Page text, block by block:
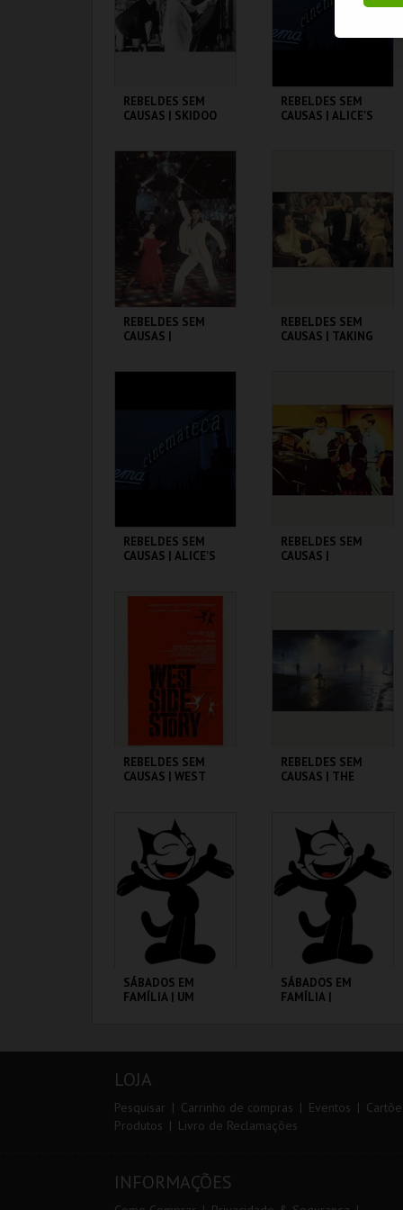
COMPRAR COMPRAR
REBELDES SEM
CAUSAS | SKIDOO
CINEMATECA
MAIS INFO
COMPRAR
REBELDES SEM
CAUSAS | ALICE'S
MAIS INFO
COMPRAR
REBELDES SEM
CAUSAS |
MAIS INFO
REBELDES SEM
CAUSAS | TAKING
MAIS INFO
COMPRAR
REBELDES SEM
CAUSAS | ALICE'S
CINEMATECA
COMPRAR
REBELDES SEM
CAUSAS |
REBELDES SEM
CAUSAS | WEST
CINEMATECA
MAIS INFO
COMPRAR
REBELDES SEM
CAUSAS | THE
CINEMATECA
MAIS INFO
COMPRAR
SÁBADOS EM
FAMÍLIA | UM
COMPRAR
SÁBADOS EM
FAMÍLIA |
LOJA
Pesquisar Carrinho de compras Eventos
Produtos
Livro de Reclamações
INFORMAÇÕES